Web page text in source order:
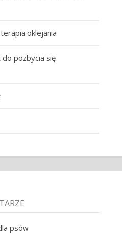
oklejania
do pozbycia się
psów